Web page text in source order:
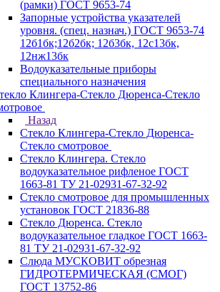
(рамки) ГОСТ 9653-74
Запорные устройства указателей
уровня. (спец. назнач.) ГОСТ 9653-74
12б1бк;12б2бк; 12б3бк, 12с13бк,
12нж13бк
Водоуказательные приборы
специального назначения
Клингера-Стекло Дюренса-Стекло
Назад
Стекло Клингера-Стекло Дюренса-
Стекло смотровое
Стекло Клингера. Стекло
водоуказательное рифленое ГОСТ
1663-81 ТУ 21-02931-67-32-92
Стекло смотровое для промышленных
установок ГОСТ 21836-88
Стекло Дюренса. Стекло
водоуказательное гладкое ГОСТ 1663-
81 ТУ 21-02931-67-32-92
Слюда МУСКОВИТ обрезная
ГИДРОТЕРМИЧЕСКАЯ (СМОГ)
ГОСТ 13752-86